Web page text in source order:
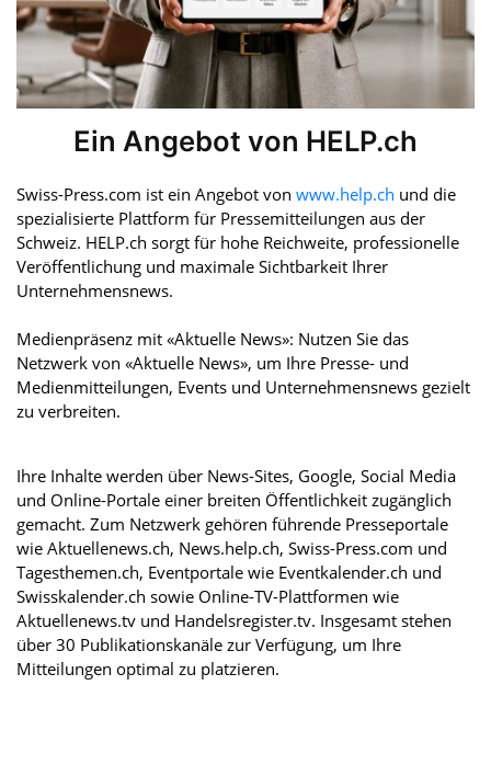
Ein Angebot von HELP.ch
Swiss-Press.com ist ein Angebot von www.help.ch und die
spezialisierte Plattform für Pressemitteilungen aus der
Schweiz. HELP.ch sorgt für hohe Reichweite, professionelle
Veröffentlichung und maximale Sichtbarkeit Ihrer
Unternehmensnews.
Medienpräsenz mit «Aktuelle News»: Nutzen Sie das
Netzwerk von «Aktuelle News», um Ihre Presse- und
Medienmitteilungen, Events und Unternehmensnews gezielt
zu verbreiten.
Ihre Inhalte werden über News-Sites, Google, Social Media
und Online-Portale einer breiten Öffentlichkeit zugänglich
gemacht. Zum Netzwerk gehören führende Presseportale
wie Aktuellenews.ch, News.help.ch, Swiss-Press.com und
Tagesthemen.ch, Eventportale wie Eventkalender.ch und
Swisskalender.ch sowie Online-TV-Plattformen wie
Aktuellenews.tv und Handelsregister.tv. Insgesamt stehen
über 30 Publikationskanäle zur Verfügung, um Ihre
Mitteilungen optimal zu platzieren.